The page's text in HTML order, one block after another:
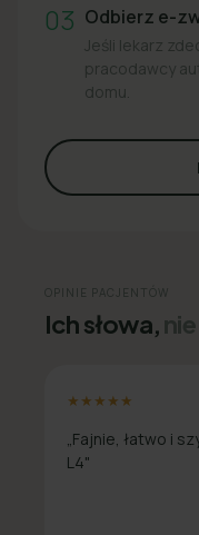
03 Odbierz e-
Jeśli lekarz
pracodawcy
domu.
OPINIE PACJENTÓW
Ich słowa,
★★★★★
„Fajnie, łatwo i
L4"